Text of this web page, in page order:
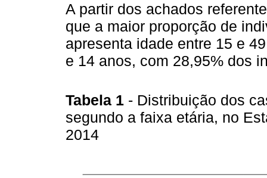
A partir dos achados
que a maior proporção de
apresenta idade entre 15 e
e 14 anos, com 28,95% dos
Tabela 1 - Distribuição dos
segundo a faixa etária, no
2014